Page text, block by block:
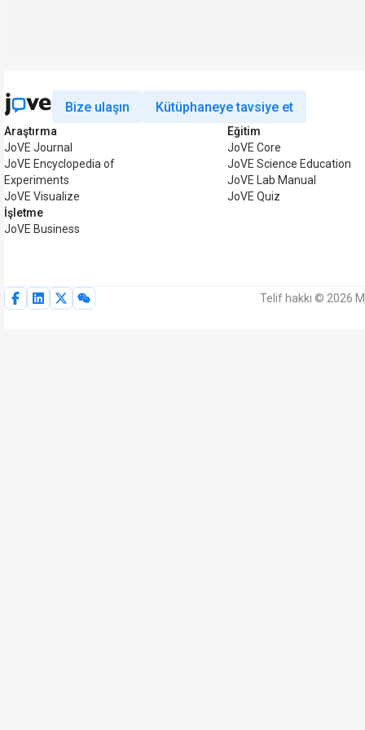
Bize ulaşın Kütüphaneye tavsiye et
Araştırma
JoVE Journal
JoVE Encyclopedia of
Experiments
JoVE Visualize
İşletme
JoVE Business
Eğitim
JoVE Core
JoVE Science Education
JoVE Lab Manual
JoVE Quiz
Telif hakkı © 2026